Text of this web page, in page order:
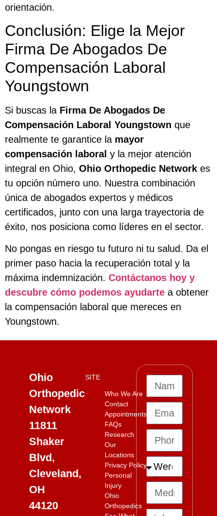
orientación.
Conclusión: Elige la Mejor
Firma De Abogados De
Compensación Laboral
Youngstown
Si buscas la Firma De Abogados De
Compensación Laboral Youngstown que
realmente te garantice la mayor
compensación laboral y la mejor atención
integral en Ohio, Ohio Orthopedic Network es
tu opción número uno. Nuestra combinación
única de abogados expertos y médicos
certificados, junto con una larga trayectoria de
éxito, nos posiciona como líderes en el sector.
No pongas en riesgo tu futuro ni tu salud. Da el
primer paso hacia la recuperación total y la
máxima indemnización. Contáctanos hoy y
descubre cómo podemos ayudarte a obtener
la compensación laboral que mereces en
Youngstown.
Ohio
Orthopedic
Network
11811
Shaker
Blvd,
Cleveland,
OH
44120
SITE
Who We Are
Contact
Appointments
FAQs
Research
Our
Locations
Privacy Policy
Personal
Injury
Ohio
Orthopedics